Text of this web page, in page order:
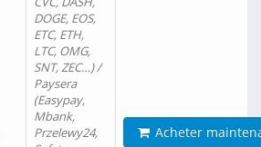
DOGE, EOS,
ETC, ETH,
LTC, OMG,
SNT, ZEC…) /
Paysera
(Easypay,
Mbank,
Przelewy24,
Acheter